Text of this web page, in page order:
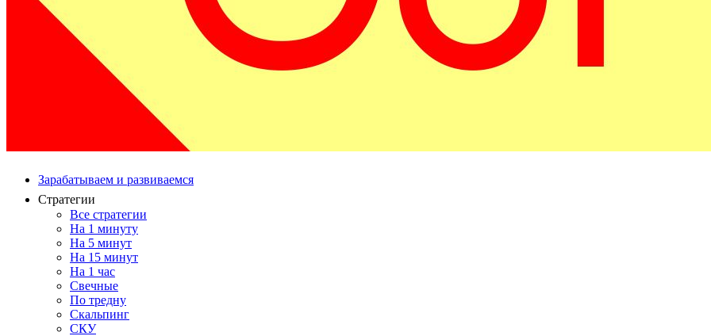
Зарабатываем и развиваемся
Стратегии
Все стратегии
На 1 минуту
На 5 минут
На 15 минут
На 1 час
Свечные
По тредну
Скальпинг
СКУ